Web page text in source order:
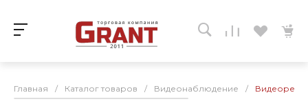
Главная / Каталог товаров / Видеонаблюдение /